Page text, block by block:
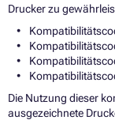
Drucker zu
Die Nutzung dieser
ausgezeichnete